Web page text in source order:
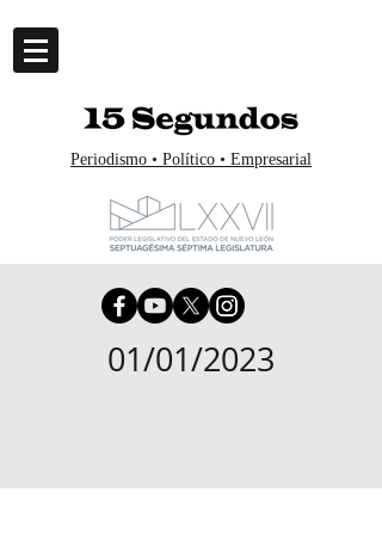
Periodismo • Político • Empresarial
01/01/2023